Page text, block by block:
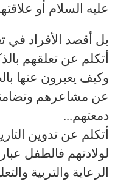
عليه السلام أو
بل أقصد الأفراد في
أتكلم عن تعلقهم
وكيف يعبرون عنها
عن مشاعرهم
دمعتهم...
أتكلم عن تدوين
لولادتهم فالطفل
الرعاية والتربية